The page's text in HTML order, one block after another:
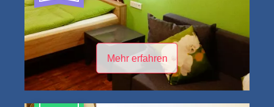
Mehr erfahren